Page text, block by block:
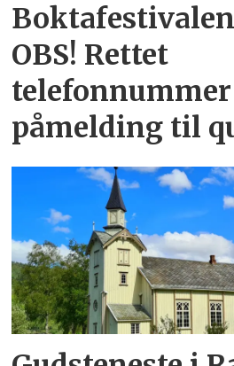
OBS! Rettet
påmelding til